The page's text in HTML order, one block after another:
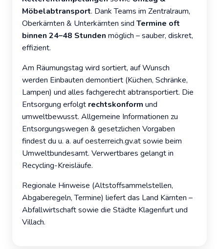
Möbelabtransport. Dank Teams im Zentralraum,
Oberkärnten & Unterkärnten sind Termine oft
binnen 24–48 Stunden möglich – sauber, diskret,
effizient.
Am Räumungstag wird sortiert, auf Wunsch
werden Einbauten demontiert (Küchen, Schränke,
Lampen) und alles fachgerecht abtransportiert. Die
Entsorgung erfolgt rechtskonform und
umweltbewusst. Allgemeine Informationen zu
Entsorgungswegen & gesetzlichen Vorgaben
findest du u. a. aufoesterreich.gv.atsowie beim
Umweltbundesamt. Verwertbares gelangt in
Recycling-Kreisläufe.
Regionale Hinweise (Altstoffsammelstellen,
Abgaberegeln, Termine) liefert das Land Kärnten –
Abfallwirtschaftsowie die Städte Klagenfurtund
Villach.